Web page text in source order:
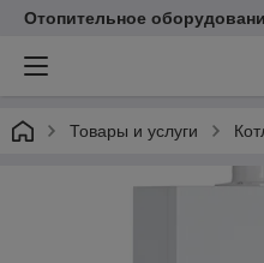
Отопительное
Товары и услуги